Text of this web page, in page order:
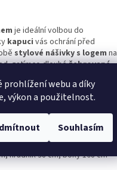
prohlížení webu a díky
výkon a použitelnost.
Souhlasím
je ideální volbou do
kapuci vás ochrání před
stylové nášivky s logemna
zatímco dlouhéžebrované
62 cm, hrudník 96 cm, boky
hrudník 98 cm, boky 108 cm